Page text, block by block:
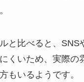
と比べると、SNS
くいため、実際の
もいるようです。